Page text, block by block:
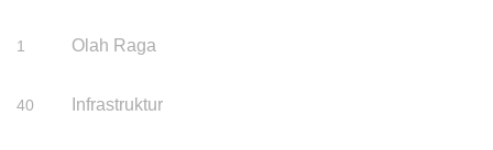
1 Olah Raga
40 Infrastruktur